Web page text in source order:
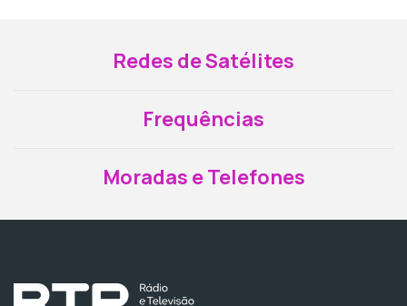
Redes de Satélites
Frequências
Moradas e Telefones